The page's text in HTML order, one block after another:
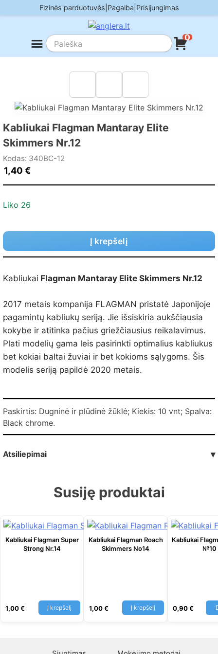
to
Fizinės parduotuvės Pagalba Prisijungimas
0
Kabliukai Flagman Mantaray Elite
Skimmers Nr.12
Kodas: 340BC-12
1,40 €
Liko 26
Į krepšelį
Kabliukai Flagman Mantaray Elite Skimmers Nr.12
2017 metais kompanija FLAGMAN pristatė Japonijoje
pagamintų kabliukų seriją. Jie išsiskiria aukščiausia
kokybe ir atitinka pačius griežčiausius reikalavimus.
Plati modelių gama leis pasirinkti optimalius kabliukus
bet kokiai baltai žuviai ir bet kokioms sąlygoms. Šis
modelis seriją papildė 2020 metais.
Paskirtis: Dugninė ir plūdinė žūklė; Kiekis: 10 vnt; Spalva:
Black chrome.
Atsiliepimai ▾
Susiję produktai
Kabliukai Flagman Super
Strong Nr.14
1,00€ Į krepšelį
Kabliukai Flagman Roach
Skimmers No14
1,00€ Į krepšelį
Kabliukai
№10
0,90€